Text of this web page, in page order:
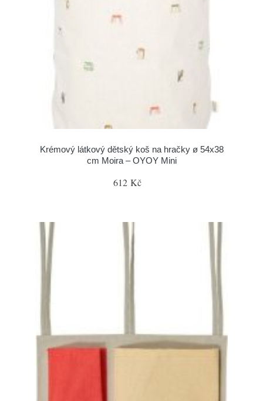
Krémový látkový dětský koš na hračky ø 54x38
cm Moira – OYOY Mini
612 Kč